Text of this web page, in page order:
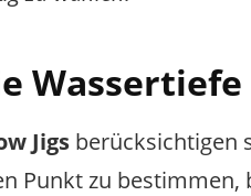
Wassertiefe
Jigs berücksichtigen
Punkt zu